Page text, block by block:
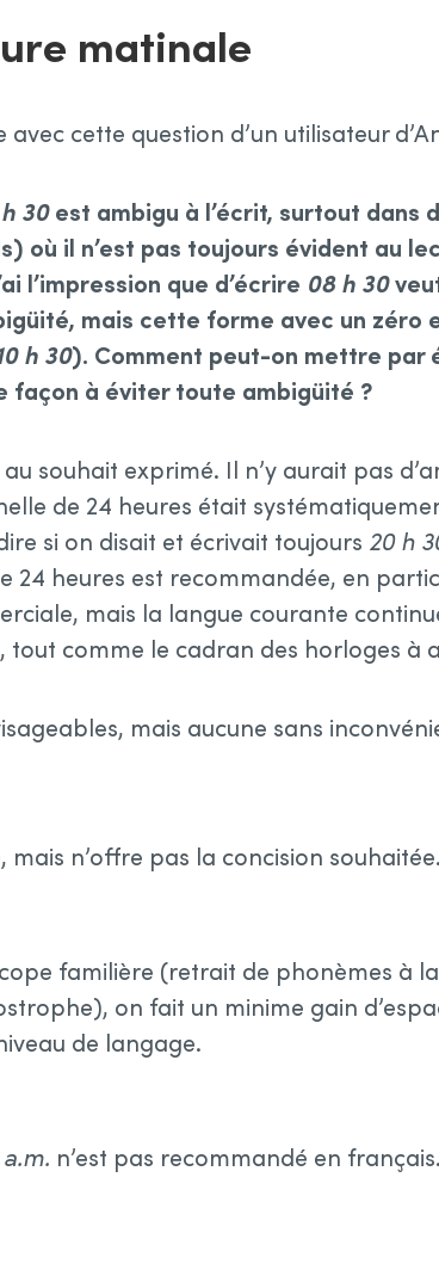
matinale
cette question d’un utilisateur
30est ambigu à l’écrit, surtout dans
où il n’est pas toujours évident au
l’impression que d’écrire 08 h 30
mais cette forme avec un zéro
h 30). Comment peut-on mettre par
façon à éviter toute ambigüité ?
souhait exprimé. Il n’y aurait pas
de 24 heures était
si on disait et écrivait toujours 20 h
24 heures est recommandée, en
mais la langue courante
tout comme le cadran des horloges à
mais aucune sans
n’offre pas la concision souhaitée.
familière (retrait de phonèmes à
on fait un minime gain
de langage.
a.m. n’est pas recommandé en